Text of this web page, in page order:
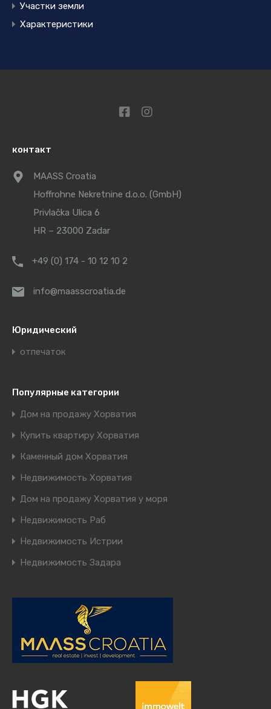
Участки земли
Характеристики
контакт
MAASS Croatia
Hoffrohne Nekretnine d.o.o. (GmbH)
Privlačka Ulica 6
HR – 23000 Zadar
+49 (0) 174 - 10 12 10 2
info@maasscroatia.de
Юридический
отпечаток
Популярные категории
Дом на продажу Хорватия
Купить квартиру Хорватия
Каменный дом Хорватия
Недвижимость Хорватия
Дом на продажу Хорватия у моря
Недвижимость Раб
Недвижимость Истрии
Недвижимость Задара